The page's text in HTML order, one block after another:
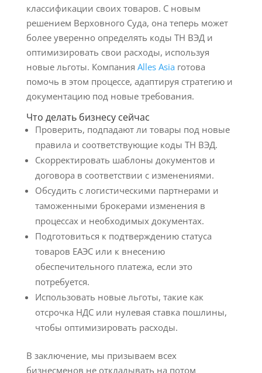
классификации своих товаров. С новым
решением Верховного Суда, она теперь может
более уверенно определять коды ТН ВЭД и
оптимизировать свои расходы, используя
новые льготы. Компания Alles Asia готова
помочь в этом процессе, адаптируя стратегию и
документацию под новые требования.
Что делать бизнесу сейчас
Проверить, подпадают ли товары под новые
правила и соответствующие коды ТН ВЭД.
Скорректировать шаблоны документов и
договора в соответствии с изменениями.
Обсудить с логистическими партнерами и
таможенными брокерами изменения в
процессах и необходимых документах.
Подготовиться к подтверждению статуса
товаров ЕАЭС или к внесению
обеспечительного платежа, если это
потребуется.
Использовать новые льготы, такие как
отсрочка НДС или нулевая ставка пошлины,
чтобы оптимизировать расходы.
В заключение, мы призываем всех
бизнесменов не откладывать на потом